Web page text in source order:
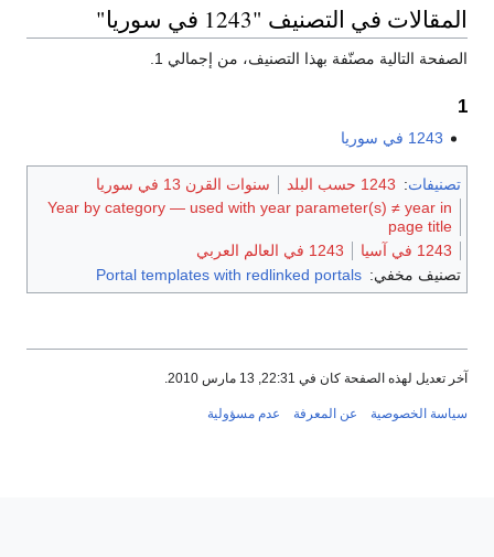
المقالات في التصنيف "1243 في سوريا"
الصفحة التالية مصنّفة بهذا التصنيف، من إجمالي 1.
1
1243 في سوريا
تصنيفات: 1243 حسب البلد
سنوات القرن 13 في سوريا
Year by category — used with year parameter(s) ≠ year in
page title
1243 في آسيا
1243 في العالم العربي
تصنيف مخفي: Portal templates with redlinked portals
آخر تعديل لهذه الصفحة كان في 22:31, 13 مارس 2010.
سياسة الخصوصية عن المعرفة عدم مسؤولية